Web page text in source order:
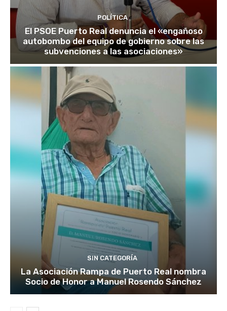
POLÍTICA
El PSOE Puerto Real denuncia el «engañoso
autobombo del equipo de gobierno sobre las
subvenciones a las asociaciones»
SIN CATEGORÍA
La Asociación Rampa de Puerto Real nombra
Socio de Honor a Manuel Rosendo Sánchez